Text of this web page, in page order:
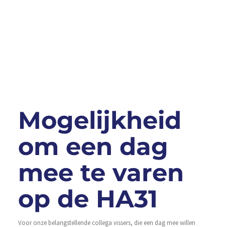
Mogelijkheid
om een dag
mee te varen
op de HA31
Voor onze belangstellende collega vissers, die een dag mee willen